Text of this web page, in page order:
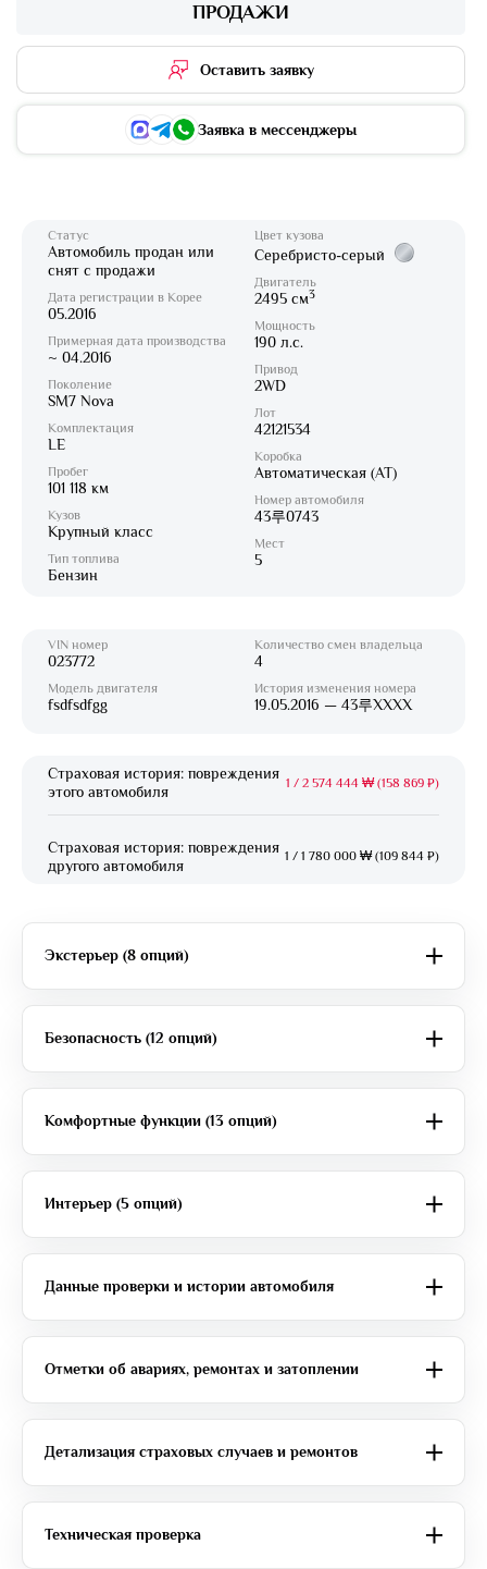
ПРОДАЖИ
Оставить заявку
Заявка в мессенджеры
Статус
Автомобиль продан или
снят с продажи
Дата регистрации в Корее
05.2016
Примерная дата производства
~ 04.2016
Поколение
SM7 Nova
Комплектация
LE
Пробег
101 118 км
Кузов
Крупный класс
Тип топлива
Бензин
Цвет кузова
Серебристо-серый
Двигатель
2495 см3
Мощность
190 л.с.
Привод
2WD
Лот
42121534
Коробка
Автоматическая (AT)
Номер автомобиля
43루0743
Мест
5
VIN номер
023772
Модель двигателя
fsdfsdfgg
Количество смен владельца
4
История изменения номера
19.05.2016 — 43루XXXX
Страховая история: повреждения
этого автомобиля
1 / 2 574 444 ₩ (158 869 ₽)
Страховая история: повреждения
другого автомобиля
1 / 1 780 000 ₩ (109 844 ₽)
Экстерьер (8 опций)
Безопасность (12 опций)
Комфортные функции (13 опций)
Интерьер (5 опций)
Данные проверки и истории автомобиля
Отметки об авариях, ремонтах и затоплении
Детализация страховых случаев и ремонтов
Техническая проверка